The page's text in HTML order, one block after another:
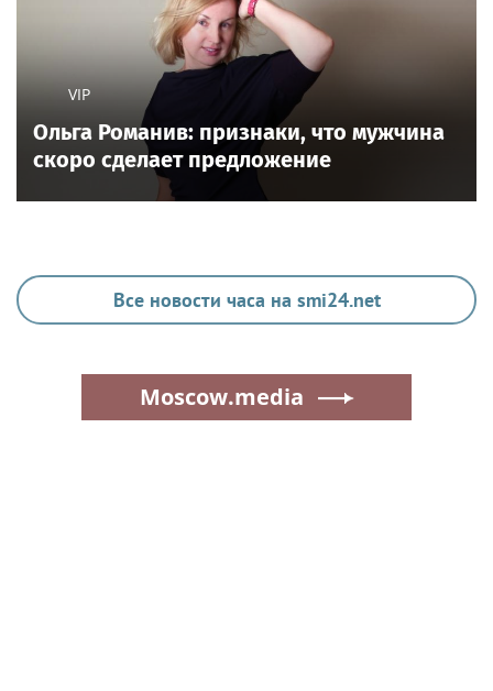
VIP
Ольга Романив: признаки, что мужчина
скоро сделает предложение
Все новости часа на smi24.net
Moscow.media